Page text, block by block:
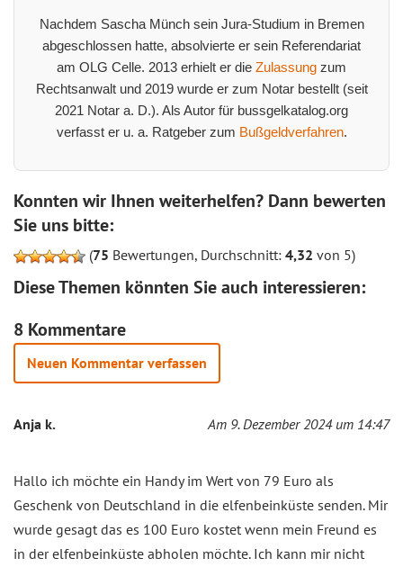
Nachdem Sascha Münch sein Jura-Studium in Bremen
abgeschlossen hatte, absolvierte er sein Referendariat
am OLG Celle. 2013 erhielt er die Zulassung zum
Rechtsanwalt und 2019 wurde er zum Notar bestellt (seit
2021 Notar a. D.). Als Autor für bussgelkatalog.org
verfasst er u. a. Ratgeber zum Bußgeldverfahren.
Konnten wir Ihnen weiterhelfen? Dann bewerten
Sie uns bitte:
(75 Bewertungen, Durchschnitt: 4,32 von 5)
Diese Themen könnten Sie auch interessieren:
8 Kommentare
Neuen Kommentar verfassen
Anja k. Am 9. Dezember 2024 um 14:47
Hallo ich möchte ein Handy im Wert von 79 Euro als
Geschenk von Deutschland in die elfenbeinküste senden. Mir
wurde gesagt das es 100 Euro kostet wenn mein Freund es
in der elfenbeinküste abholen möchte. Ich kann mir nicht